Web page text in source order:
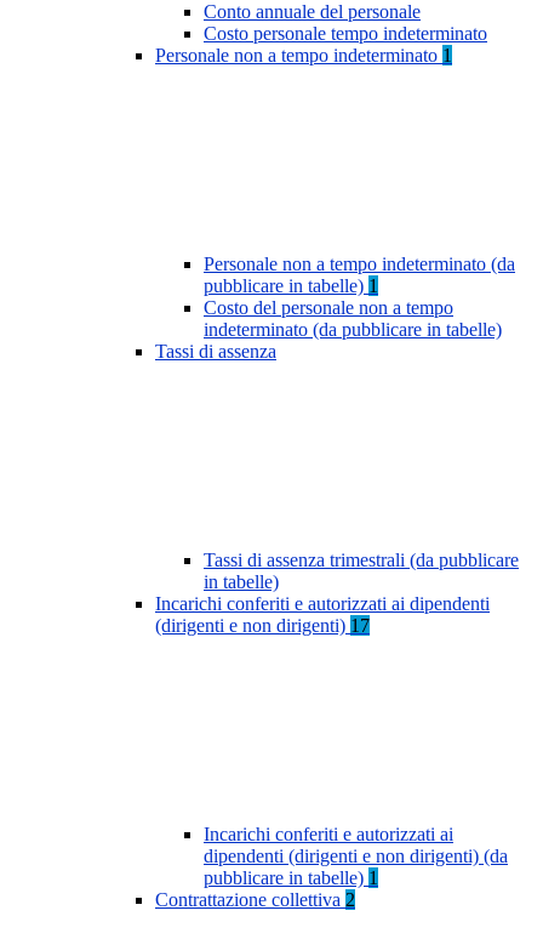
Conto annuale del personale
Costo personale tempo indeterminato
Personale non a tempo indeterminato 1
Personale non a tempo indeterminato (da
pubblicare in tabelle) 1
Costo del personale non a tempo
indeterminato (da pubblicare in tabelle)
Tassi di assenza
Tassi di assenza trimestrali (da pubblicare
in tabelle)
Incarichi conferiti e autorizzati ai dipendenti
(dirigenti e non dirigenti) 17
Incarichi conferiti e autorizzati ai
dipendenti (dirigenti e non dirigenti) (da
pubblicare in tabelle) 1
Contrattazione collettiva 2